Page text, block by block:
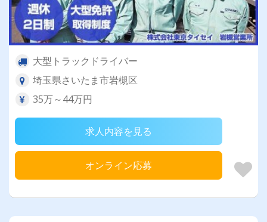
大型トラックドライバー
埼玉県さいたま市岩槻区
35万～44万円
求人内容を見る
オンライン応募